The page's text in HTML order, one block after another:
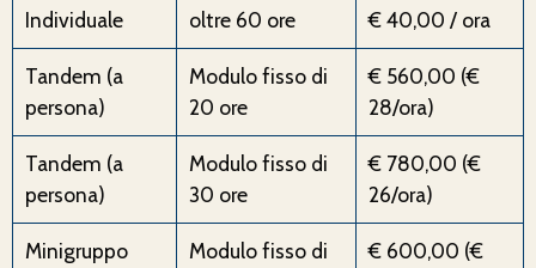
Individuale oltre 60 ore € 40,00 / ora
Tandem (a
persona)
Modulo fisso di
20 ore
€ 560,00 (€
28/ora)
Tandem (a
persona)
Modulo fisso di
30 ore
€ 780,00 (€
26/ora)
Minigruppo
Modulo fisso di
€ 600,00 (€